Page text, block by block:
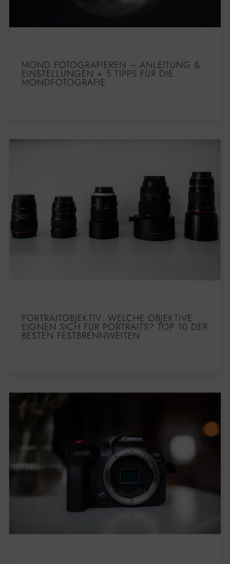
MOND FOTOGRAFIEREN – ANLEITUNG &
EINSTELLUNGEN + 5 TIPPS FÜR DIE
MONDFOTOGRAFIE
PORTRAITOBJEKTIV: WELCHE OBJEKTIVE
EIGNEN SICH FÜR PORTRAITS? TOP 10 DER
BESTEN FESTBRENNWEITEN